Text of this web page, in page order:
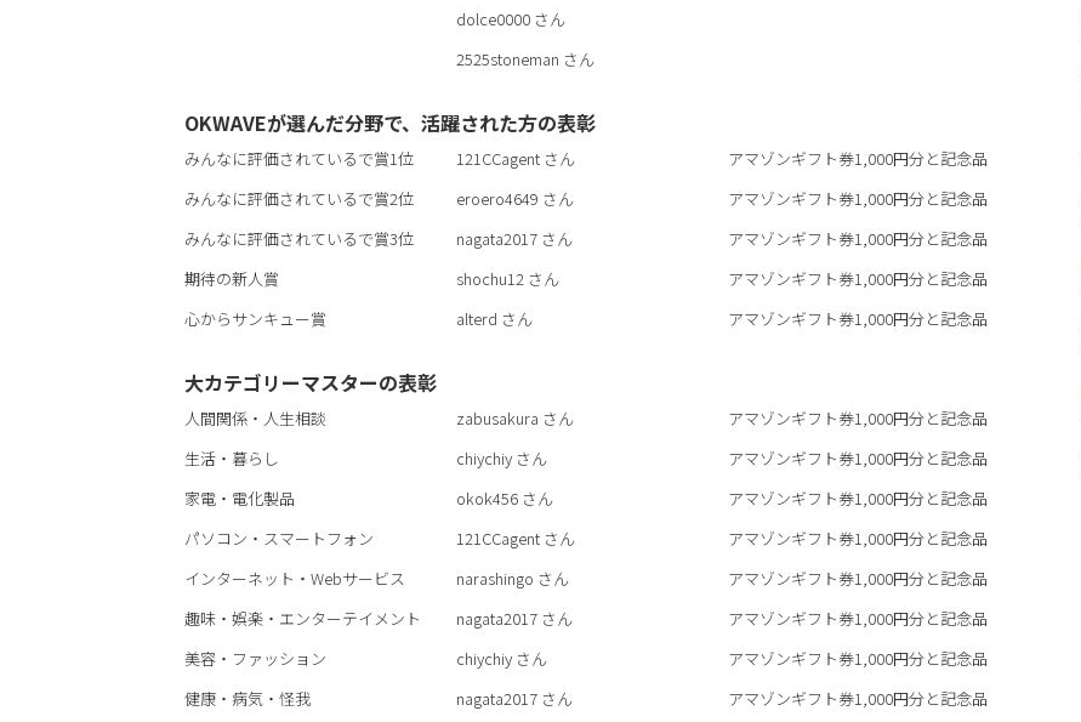
dolce0000 さん
2525stoneman さん
OKWAVEが選んだ分野で、活躍された方の表彰
みんなに評価されているで賞1位 121CCagent さん
アマゾンギフト券1,000円分と記念品
みんなに評価されているで賞2位
eroero4649 さん
アマゾンギフト券1,000円分と記念品
みんなに評価されているで賞3位
nagata2017 さん
アマゾンギフト券1,000円分と記念品
期待の新人賞
shochu12 さん
アマゾンギフト券1,000円分と記念品
心からサンキュー賞
alterd さん アマゾンギフト券1,000円分と記念品
大カテゴリーマスターの表彰
人間関係・人生相談 zabusakura さん
アマゾンギフト券1,000円分と記念品
生活・暮らし
chiychiy さん
アマゾンギフト券1,000円分と記念品
家電・電化製品
okok456 さん
アマゾンギフト券1,000円分と記念品
パソコン・スマートフォン
121CCagent さん
アマゾンギフト券1,000円分と記念品
インターネット・Webサービス
narashingo さん
アマゾンギフト券1,000円分と記念品
趣味・娯楽・エンターテイメント
nagata2017 さん
アマゾンギフト券1,000円分と記念品
美容・ファッション
chiychiy さん
アマゾンギフト券1,000円分と記念品
健康・病気・怪我
nagata2017 さん
アマゾンギフト券1,000円分と記念品